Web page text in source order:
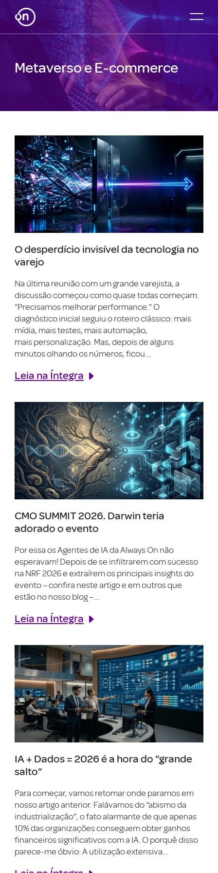
Metaverso e E-commerce
O desperdício invisível da tecnologia no
varejo
Na última reunião com um grande varejista, a
discussão começou como quase todas começam.
“Precisamos melhorar performance.” O
diagnóstico inicial seguiu o roteiro clássico: mais
mídia, mais testes, mais automação,
mais personalização. Mas, depois de alguns
minutos olhando os números, ficou...
Leia na Íntegra
CMO SUMMIT 2026. Darwin teria
adorado o evento
Por essa os Agentes de IA da Always On não
esperavam! Depois de se infiltrarem com sucesso
na NRF 2026 e extraírem os principais insights do
evento – confira neste artigo e em outros que
estão no nosso blog –...
Leia na Íntegra
IA + Dados = 2026 é a hora do “grande
salto”
Para começar, vamos retomar onde paramos em
nosso artigo anterior. Falávamos do “abismo da
industrialização”, o fato alarmante de que apenas
10% das organizações conseguem obter ganhos
financeiros significativos com a IA. O porquê disso
parece-me óbvio: A utilização extensiva...